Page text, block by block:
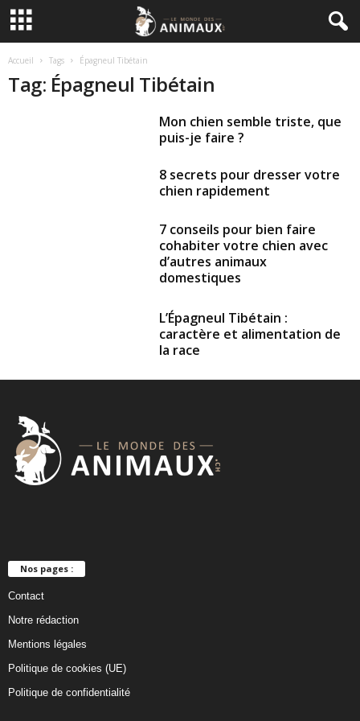
Accueil Tags Épagneul Tibétain
Tag: Épagneul Tibétain
Mon chien semble triste, que
puis-je faire ?
8 secrets pour dresser votre
chien rapidement
7 conseils pour bien faire
cohabiter votre chien avec
d’autres animaux
domestiques
L’Épagneul Tibétain :
caractère et alimentation de
la race
Nos pages :
Contact
Notre rédaction
Mentions légales
Politique de cookies (UE)
Politique de confidentialité